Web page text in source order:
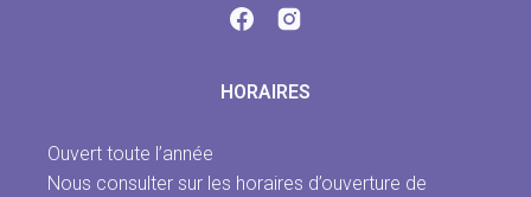
HORAIRES
Ouvert toute l’année
Nous consulter sur les horaires d’ouverture de